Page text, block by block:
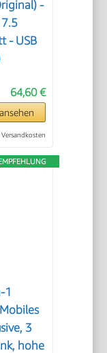
-
- USB
64,60 €
1
3
hohe